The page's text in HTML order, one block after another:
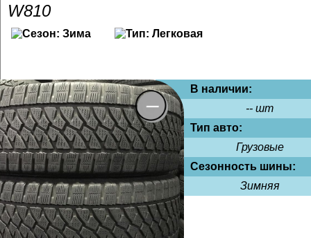
W810
В наличии:
-- шт
Тип авто:
Грузовые
Сезонность шины:
Зимняя